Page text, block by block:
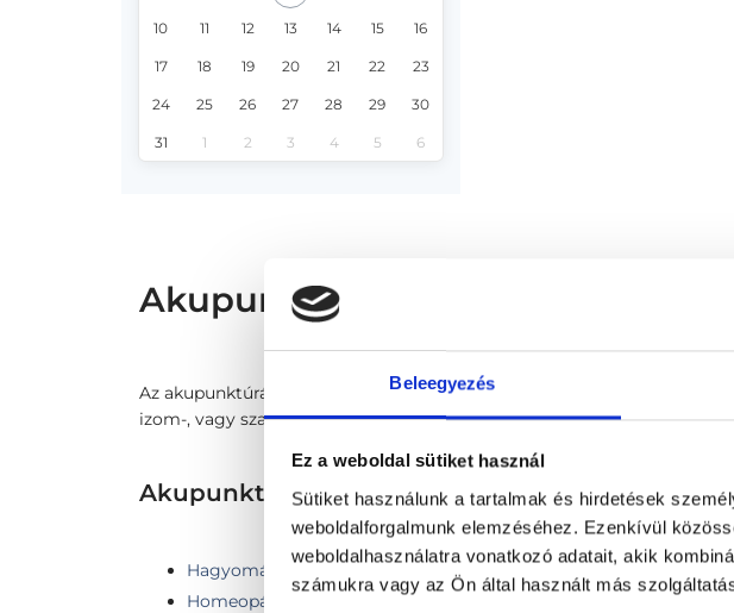
Beleegyezés
Ez a weboldal sütiket használ
Sütiket használunk a tartalmak és hirdetések
weboldalforgalmunk elemzéséhez. Ezenkívül
weboldalhasználatra vonatkozó adatait, akik
számukra vagy az Ön által használt más
10 11 12 13 14 15 16
17 18 19 20 21 22 23
24 25 26 27 28 29 30
31 1 2 3 4 5 6
Akupunktőr Budapest, XIV.
Az akupunktúrás tűszúrással egyenértékű kezelés, de mivel nincs
izom-, vagy szalagsérüléseknél, csonttörések utáni rehabilitációban. A
Akupunktúra TERÜLETHEZ KAPCSOLÓDÓ
Hagyományos Kínai Orvoslás
Homeopátia